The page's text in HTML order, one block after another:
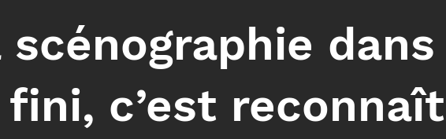
scénographie dans
c’est